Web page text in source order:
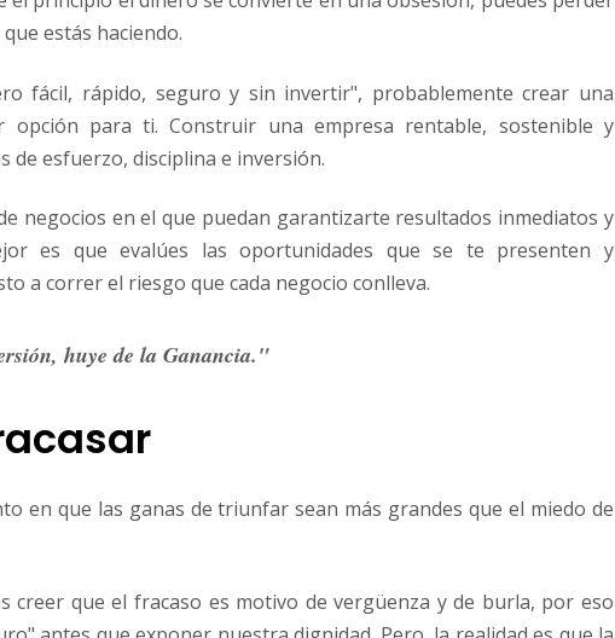
estás haciendo.
fácil, rápido, seguro y sin invertir", probablemente crear una
opción para ti. Construir una empresa rentable, sostenible y
de esfuerzo, disciplina e inversión.
negocios en el que puedan garantizarte resultados inmediatos y
es que evalúes las oportunidades que se te presenten y
a correr el riesgo que cada negocio conlleva.
huye de la Ganancia."
en que las ganas de triunfar sean más grandes que el miedo de
creer que el fracaso es motivo de vergüenza y de burla, por eso